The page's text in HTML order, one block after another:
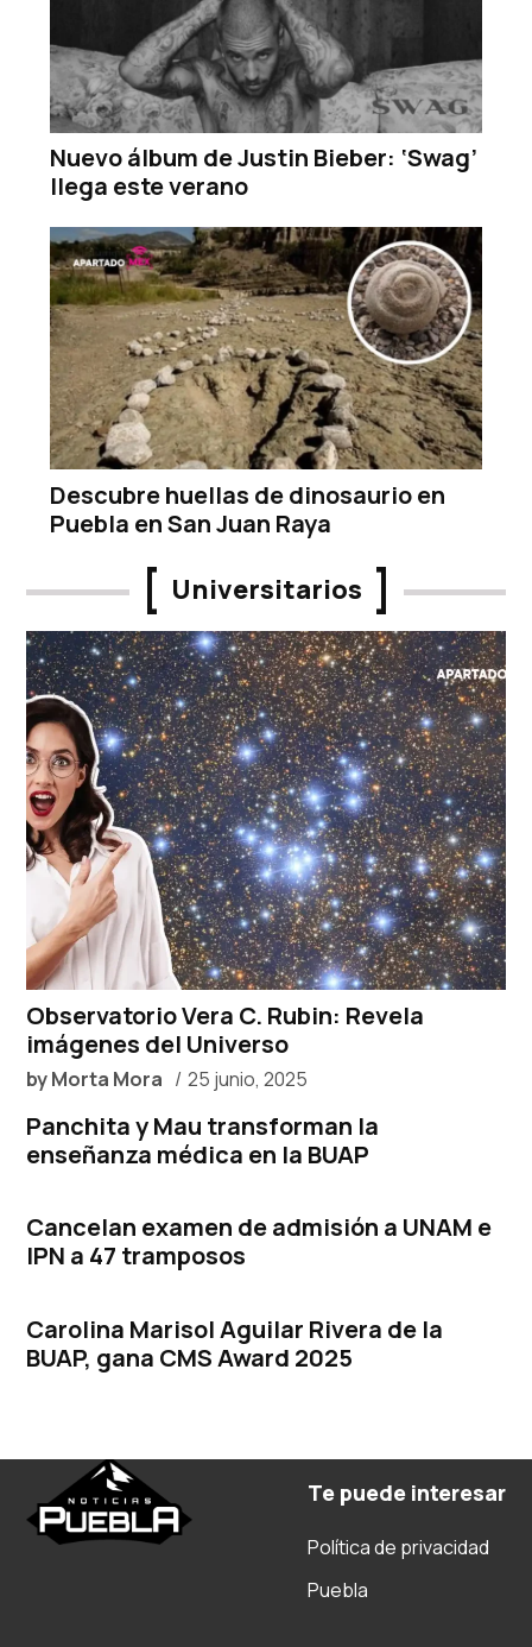
Nuevo álbum de Justin Bieber: ‘Swag’
llega este verano
Descubre huellas de dinosaurio en
Puebla en San Juan Raya
Universitarios
Observatorio Vera C. Rubin: Revela
imágenes del Universo
byMorta Mora 25 junio, 2025
Panchita y Mau transforman la
enseñanza médica en la BUAP
Cancelan examen de admisión a UNAM e
IPN a 47 tramposos
Carolina Marisol Aguilar Rivera de la
BUAP, gana CMS Award 2025
Te puede interesar
Política de privacidad
Puebla